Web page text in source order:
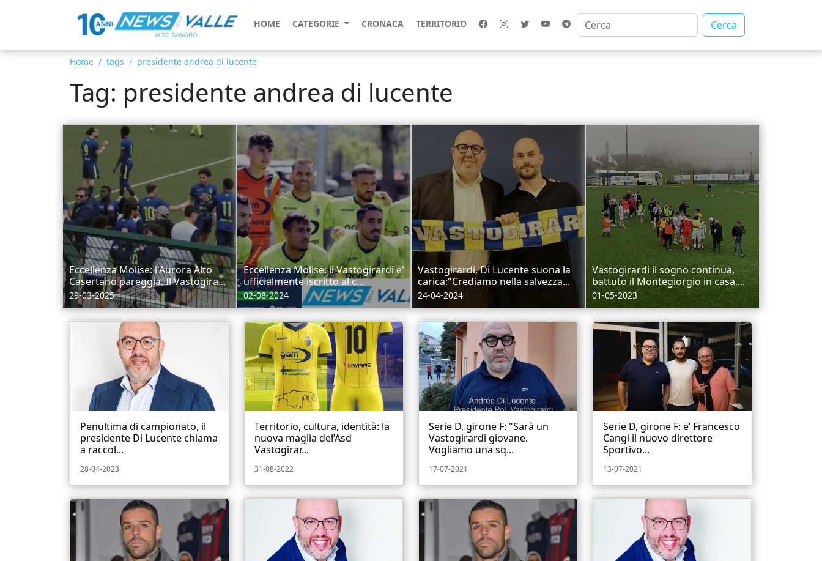
HOME CATEGORIE CRONACA TERRITORIO Cerca
Home tags presidente andrea di lucente
Tag: presidente andrea di lucente
Eccellenza Molise: l'Aurora Alto
Casertano pareggia. Il Vastogira...
29-03-2025
Eccellenza Molise: il Vastogirardi e'
ufficialmente iscritto al c...
02-08-2024
Vastogirardi, Di Lucente suona la
carica:"Crediamo nella salvezza...
24-04-2024
Vastogirardi il sogno continua,
battuto il Montegiorgio in casa....
01-05-2023
Penultima di campionato, il
presidente Di Lucente chiama
a raccol...
28-04-2023
Territorio, cultura, identità: la
nuova maglia del’Asd
Vastogirar...
31-08-2022
Serie D, girone F: "Sarà un
Vastogirardi giovane.
Vogliamo una sq...
17-07-2021
Serie D, girone F: e’ Francesco
Cangi il nuovo direttore
Sportivo...
13-07-2021